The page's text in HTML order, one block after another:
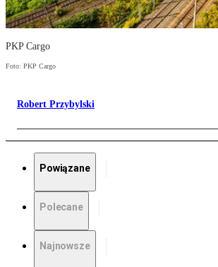
PKP Cargo
Foto: PKP Cargo
Robert Przybylski
Powiązane
Polecane
Najnowsze